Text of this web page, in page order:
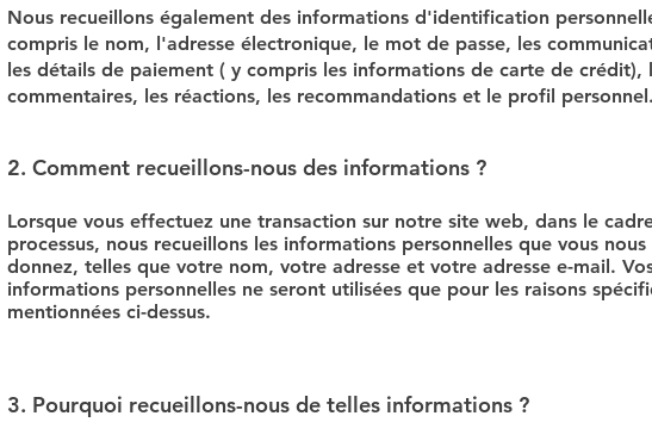
Nous recueillons également des informations d'identification
compris le nom, l'adresse électronique, le mot de passe, les
les détails de paiement ( y compris les informations de carte de crédit),
commentaires, les réactions, les recommandations et le profil personnel.
2. Comment recueillons-nous des informations ?
Lorsque vous effectuez une transaction sur notre site web, dans le
processus, nous recueillons les informations personnelles que vous nous
donnez, telles que votre nom, votre adresse et votre adresse e-mail.
informations personnelles ne seront utilisées que pour les raisons
mentionnées ci-dessus.
3. Pourquoi recueillons-nous de telles informations ?